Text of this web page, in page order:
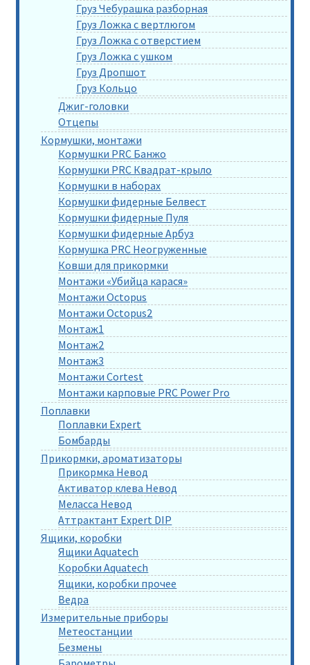
Груз Чебурашка разборная
Груз Ложка с вертлюгом
Груз Ложка с отверстием
Груз Ложка с ушком
Груз Дропшот
Груз Кольцо
Джиг-головки
Отцепы
Кормушки, монтажи
Кормушки PRC Банжо
Кормушки PRC Квадрат-крыло
Кормушки в наборах
Кормушки фидерные Белвест
Кормушки фидерные Пуля
Кормушки фидерные Арбуз
Кормушка PRC Неогруженные
Ковши для прикормки
Монтажи «Убийца карася»
Монтажи Octopus
Монтажи Octopus2
Монтаж1
Монтаж2
Монтаж3
Монтажи Cortest
Монтажи карповые PRC Power Pro
Поплавки
Поплавки Expert
Бомбарды
Прикормки, ароматизаторы
Прикормка Невод
Активатор клева Невод
Меласса Невод
Аттрактант Expert DIP
Ящики, коробки
Ящики Aquatech
Коробки Aquatech
Ящики, коробки прочее
Ведра
Измерительные приборы
Метеостанции
Безмены